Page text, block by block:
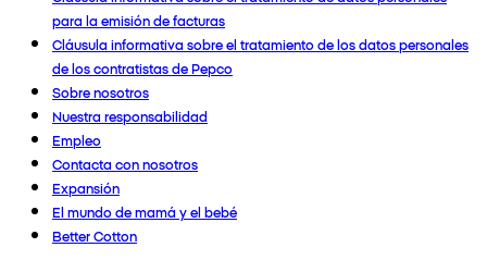
para la emisión de facturas
Cláusula informativa sobre el tratamiento de los datos personales
de los contratistas de Pepco
Sobre nosotros
Nuestra responsabilidad
Empleo
Contacta con nosotros
Expansión
El mundo de mamá y el bebé
Better Cotton